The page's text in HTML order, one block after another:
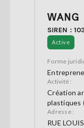
WANG
SIREN :
Active
Forme
Activité :
Création
plastiques
Adresse :
RUE